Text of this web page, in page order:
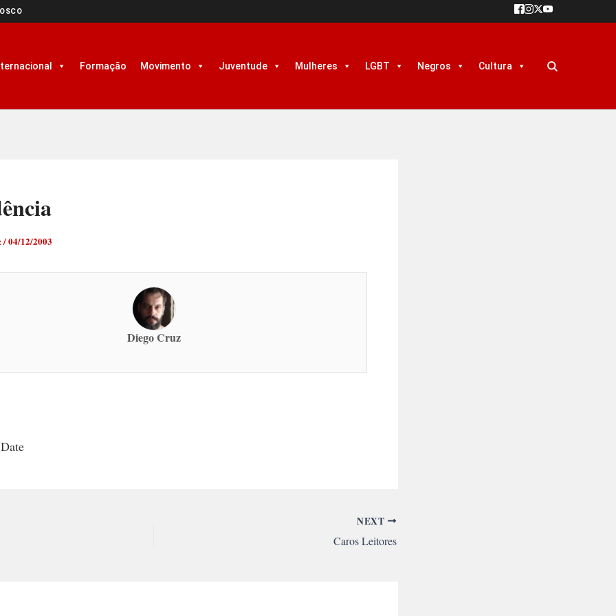
Formação Movimento Juventude Mulheres LGBT Negros Cultura
/04/12/2003
Diego Cruz
NEXT
Caros Leitores